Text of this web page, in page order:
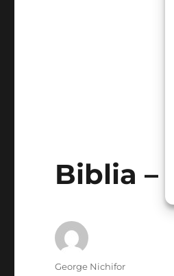
Biblia –
Author
George Nichifor